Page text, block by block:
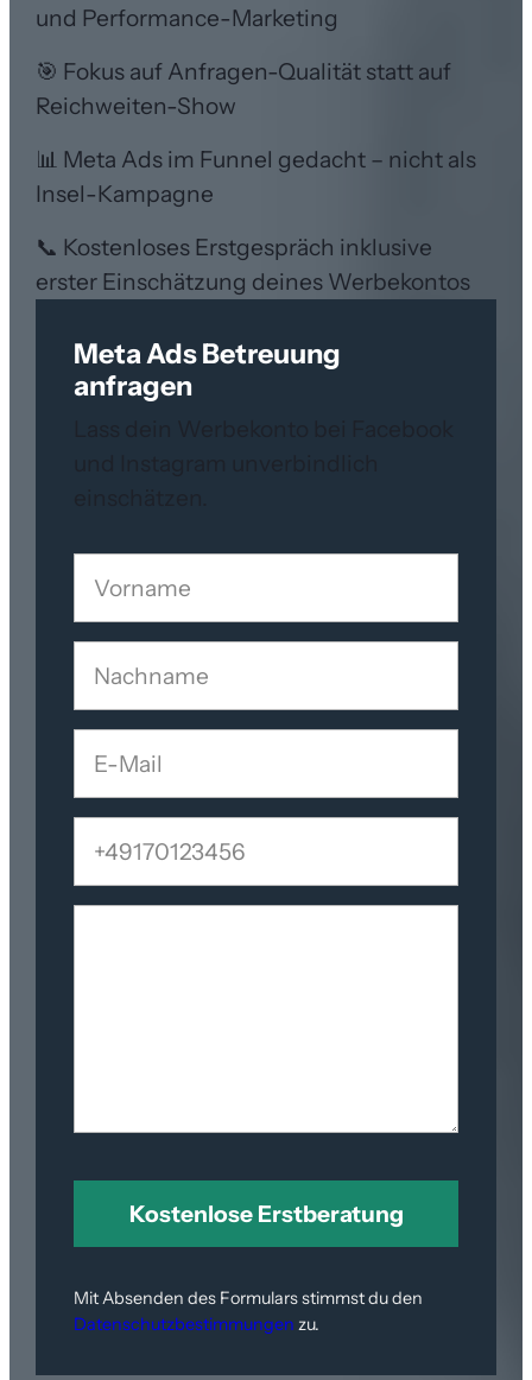
und Performance-Marketing
🎯 Fokus auf Anfragen-Qualität statt auf
Reichweiten-Show
📊 Meta Ads im Funnel gedacht – nicht als
Insel-Kampagne
📞 Kostenloses Erstgespräch inklusive
erster Einschätzung deines Werbekontos
Meta Ads Betreuung
anfragen
Mit Absenden des Formulars stimmst du den
Datenschutzbestimmungenzu.